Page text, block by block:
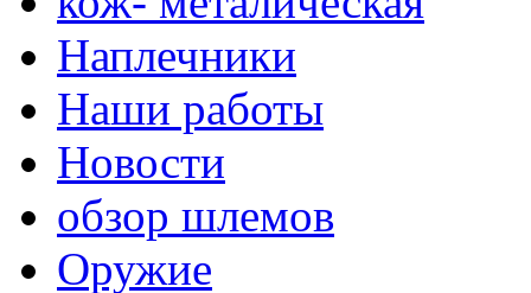
Наплечники
Наши работы
Новости
обзор шлемов
Оружие